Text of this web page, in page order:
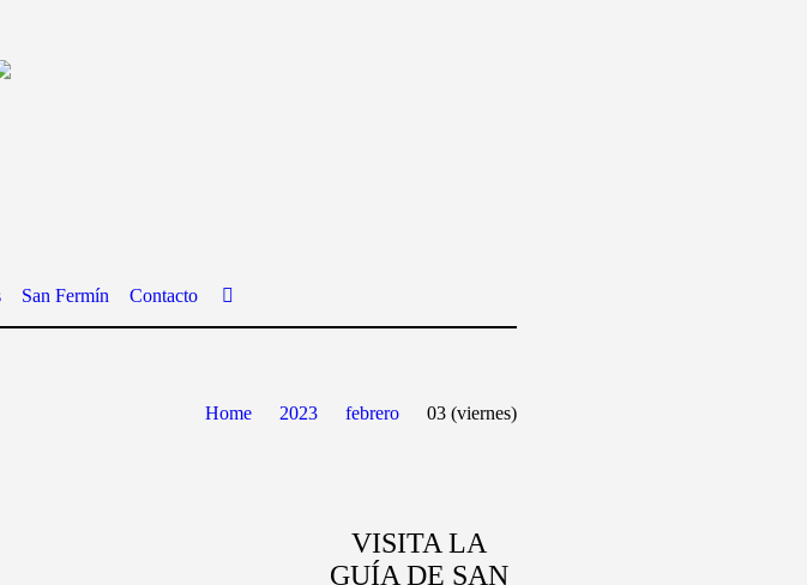
San Fermín Contacto
Home 2023 febrero 03 (viernes)
VISITA LA
GUÍA DE SAN